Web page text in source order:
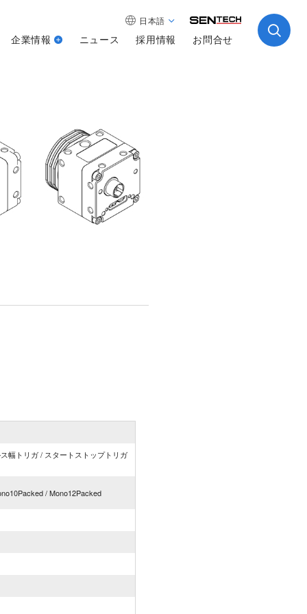
日本語
企業情報 ニュース 採用情報 お問合せ
幅トリガ / スタートストップトリガ
/ Mono12Packed